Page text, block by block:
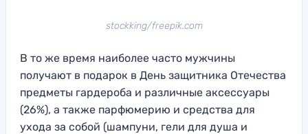
stockking/freepik.com
В то же время наиболее часто мужчины
получают в подарок в День защитника Отечества
предметы гардероба и различные аксессуары
(26%), а также парфюмерию и средства для
ухода за собой (шампуни, гели для душа и